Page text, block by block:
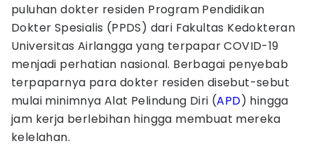
puluhan dokter residen Program Pendidikan
Dokter Spesialis (PPDS) dari Fakultas Kedokteran
Universitas Airlangga yang terpapar COVID-19
menjadi perhatian nasional. Berbagai penyebab
terpaparnya para dokter residen disebut-sebut
mulai minimnya Alat Pelindung Diri (APD) hingga
jam kerja berlebihan hingga membuat mereka
kelelahan.